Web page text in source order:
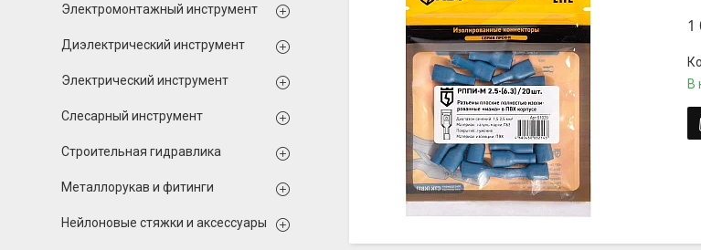
1
В
Электромонтажный инструмент
Диэлектрический инструмент
Электрический инструмент
Слесарный инструмент
Строительная гидравлика
Металлорукав и фитинги
Нейлоновые стяжки и аксессуары